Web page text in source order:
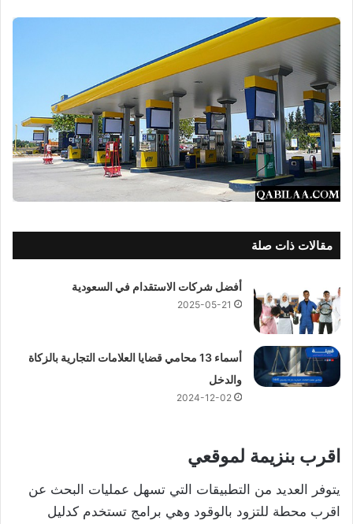
مقالات ذات صلة
أفضل شركات الاستقدام في السعودية
2025-05-21
أسماء 13 محامي قضايا العلامات التجارية بالزكاة
والدخل
2024-12-02
اقرب بنزيمة لموقعي
يتوفر العديد من التطبيقات التي تسهل عمليات البحث عن
اقرب محطة للتزود بالوقود وهي برامج تستخدم كدليل